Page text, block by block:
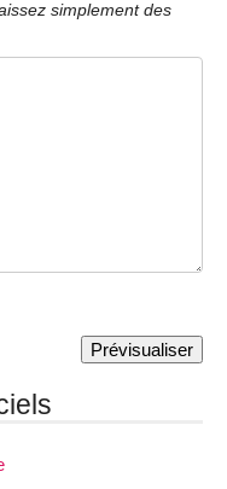
simplement des